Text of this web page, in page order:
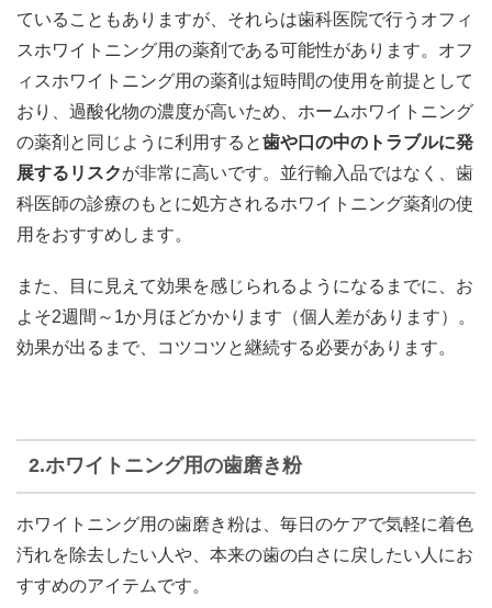
ていることもありますが、それらは歯科医院で行うオフィ
スホワイトニング用の薬剤である可能性があります。オフ
ィスホワイトニング用の薬剤は短時間の使用を前提として
おり、過酸化物の濃度が高いため、ホームホワイトニング
の薬剤と同じように利用すると歯や口の中のトラブルに発
展するリスクが非常に高いです。並行輸入品ではなく、歯
科医師の診療のもとに処方されるホワイトニング薬剤の使
用をおすすめします。
また、目に見えて効果を感じられるようになるまでに、お
よそ2週間～1か月ほどかかります（個人差があります）。
効果が出るまで、コツコツと継続する必要があります。
2.ホワイトニング用の歯磨き粉
ホワイトニング用の歯磨き粉は、毎日のケアで気軽に着色
汚れを除去したい人や、本来の歯の白さに戻したい人にお
すすめのアイテムです。